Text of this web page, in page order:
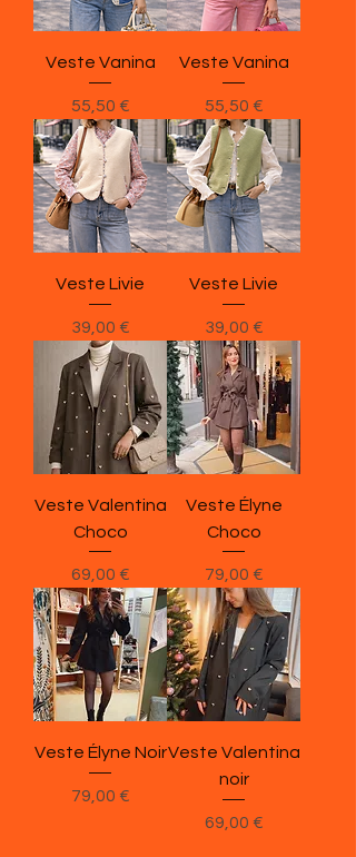
Veste Vanina
Prix
55,50 €
Veste Vanina
Prix
55,50 €
Veste Livie
Prix
39,00 €
Veste Livie
Prix
39,00 €
Veste Valentina
Choco
Prix
69,00 €
Veste Élyne
Choco
Prix
79,00 €
Veste Élyne Noir
Prix
79,00 €
Veste Valentina
noir
Prix
69,00 €